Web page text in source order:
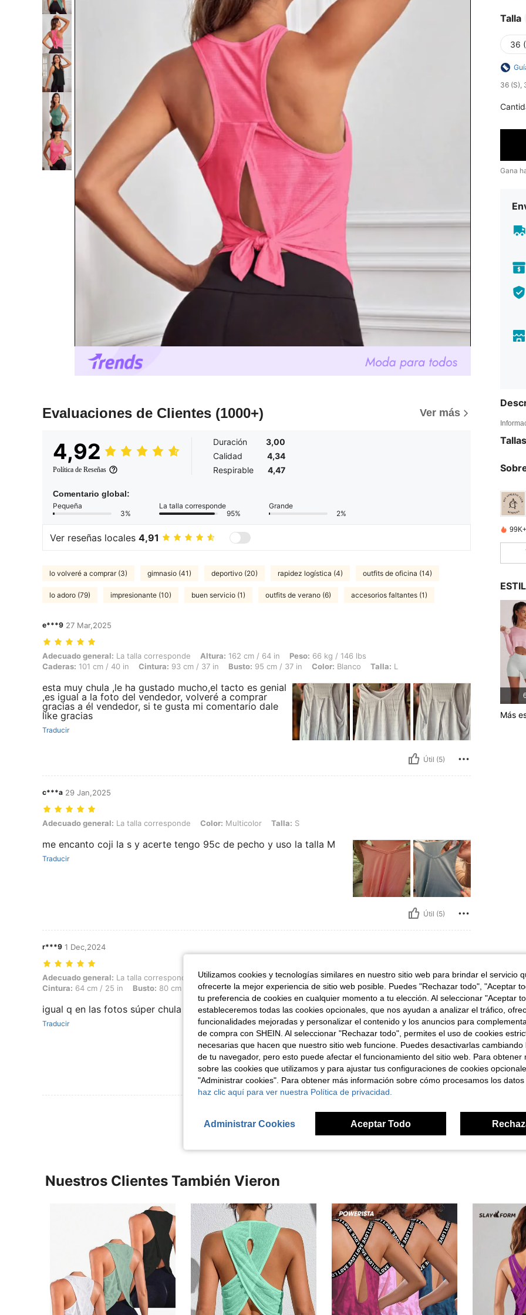
Evaluaciones de Clientes (1000+) Ver más
4,92
Política de Reseñas
Duración
3,00
Calidad
4,34
Respirable
4,47
Comentario global:
Pequeña
3%
La talla corresponde
95%
Grande
2%
Ver reseñas locales 4,91
lo volveré a comprar (3) gimnasio (41) deportivo (20) rapidez logística (4) outfits de oficina (14)
lo adoro (79) impresionante (10) buen servicio (1) outfits de verano (6) accesorios faltantes (1)
e***9 27 Mar,2025
Adecuado general: La talla corresponde, Altura: 162 cm / 64 in, Peso: 66 kg / 146 lbs, Caderas: 101 cm / 40 in, Cintura: 93 cm / 37 in, Busto: 95 cm /
Adecuado general: La talla corresponde Altura: 162 cm / 64 in Peso: 66 kg / 146 lbs
Caderas: 101 cm / 40 in Cintura: 93 cm / 37 in Busto: 95 cm / 37 in Color: Blanco Talla: L
esta muy chula ,le ha gustado mucho,el tacto es genial
,es igual a la foto del vendedor, volveré a comprar
gracias a él vendedor, si te gusta mi comentario dale
like gracias
Traducir
Útil (5)
c***a 29 Jan,2025
Adecuado general: La talla corresponde, Color: Multicolor, Talla: S
Adecuado general: La talla corresponde Color: Multicolor Talla: S
me encanto coji la s y acerte tengo 95c de pecho y uso la talla M
Traducir
Útil (5)
r***9 1 Dec,2024
Adecuado general: La talla corresponde, Altura: 162 cm / 64 in, Peso: 60 kg / 132 lbs, Caderas: 80 cm / 31 in, Cintura: 64 cm / 25 in, Busto: 80 cm / 31
Adecuado general: La talla corresponde Altura:162 cm / 64 in Peso:60 kg / 132 lbs Caderas:80 cm / 31 in
Cintura: 64 cm / 25 in Busto: 80 cm / 31 in Color:Blanco Talla:M
igual q en las fotos súper chula me gusta
Traducir
Útil (2)
Talla
36
​36 (S),
Gana
Más
Nuestros Clientes También Vieron
Utilizamos cookies y tecnologías similares en nuestro sitio web para brindar el servicio
ofrecerte la mejor experiencia de sitio web posible. Puedes "Rechazar todo", "Aceptar
tu preferencia de cookies en cualquier momento a tu elección. Al seleccionar "Aceptar
estableceremos todas las cookies opcionales, que nos ayudan a analizar el tráfico,
funcionalidades mejoradas y personalizar el contenido y los anuncios para
de compra con SHEIN. Al seleccionar "Rechazar todo", permites el uso de cookies
necesarias que hacen que nuestro sitio web funcione. Puedes desactivarlas cambiando
de tu navegador, pero esto puede afectar el funcionamiento del sitio web. Para obtener
sobre las cookies que utilizamos y para ajustar tus configuraciones de cookies
"Administrar cookies". Para obtener más información sobre cómo procesamos los datos
haz clic aquí para ver nuestra Política de privacidad.
Administrar Cookies Aceptar Todo